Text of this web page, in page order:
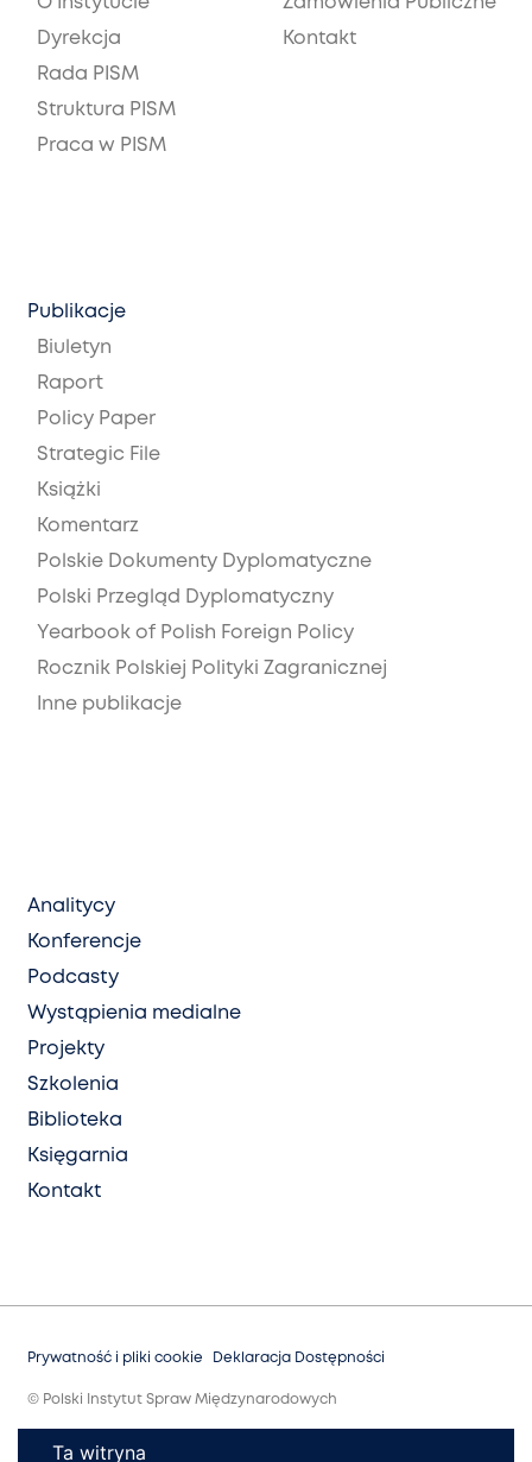
Dyrekcja
Rada PISM
Struktura PISM
Praca w PISM
Kontakt
Publikacje
Biuletyn
Raport
Policy Paper
Strategic File
Książki
Komentarz
Polskie Dokumenty Dyplomatyczne
Polski Przegląd Dyplomatyczny
Yearbook of Polish Foreign Policy
Rocznik Polskiej Polityki Zagranicznej
Inne publikacje
Analitycy
Konferencje
Podcasty
Wystąpienia medialne
Projekty
Szkolenia
Biblioteka
Księgarnia
Kontakt
Prywatność i pliki cookie Deklaracja Dostępności
© Polski Instytut Spraw Międzynarodowych
Ta witryna